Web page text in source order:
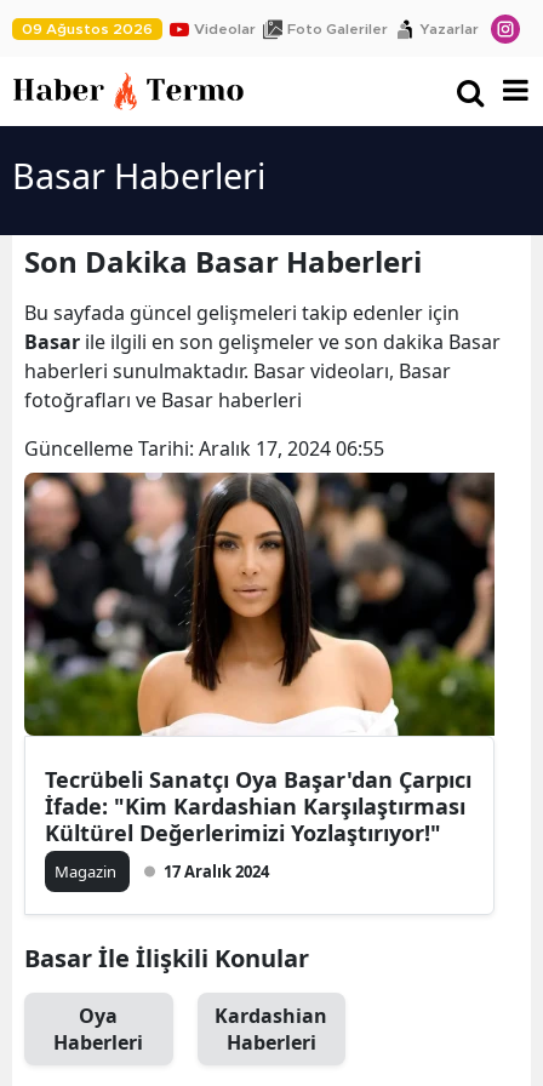
09 Ağustos 2026 Videolar Foto Galeriler Yazarlar
Basar Haberleri
Son Dakika Basar Haberleri
Bu sayfada güncel gelişmeleri takip edenler için
Basar ile ilgili en son gelişmeler ve son dakika Basar
haberleri sunulmaktadır. Basar videoları, Basar
fotoğrafları ve Basar haberleri
Güncelleme Tarihi: Aralık 17, 2024 06:55
Tecrübeli Sanatçı Oya Başar'dan Çarpıcı
İfade: "Kim Kardashian Karşılaştırması
Kültürel Değerlerimizi Yozlaştırıyor!"
Magazin 17 Aralık 2024
Basar İle İlişkili Konular
Oya
Haberleri
Kardashian
Haberleri